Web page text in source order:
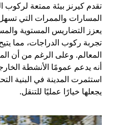
تقدم كيرنز بيئة ممتعة
المسارات والممرات التي
يعزز التضاريس المستوية
تجربة ركوب الدراجات، مما
المعالم. وعلى الرغم من أن
أنه يدعم عمومًا الأنشطة
استثمرت المدينة في البنية
يجعلها خيارًا عمليًا للتنقل.